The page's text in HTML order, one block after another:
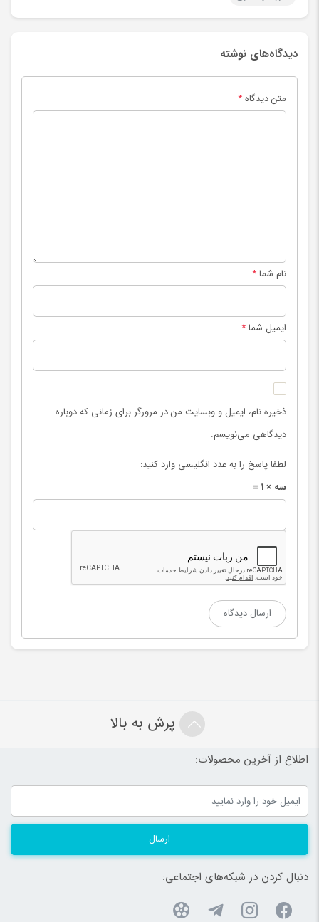
دیدگاه‌های نوشته
متن دیدگاه*
نام شما*
ایمیل شما*
ذخیره نام، ایمیل و وبسایت من در مرورگر برای زمانی که دوباره
دیدگاهی می‌نویسم.
لطفا پاسخ را به عدد انگلیسی وارد کنید:
سه × 1 =
پرش به بالا
اطلاع از آخرین محصولات:
ارسال
دنبال کردن در شبکه‌های اجتماعی: